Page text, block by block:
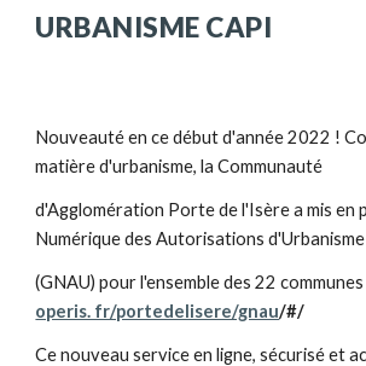
URBANISME CAPI
Nouveauté en ce début d'année 2022 !
matière d'urbanisme, la Communauté
d'Agglomération Porte de l'Isère a mis en
Numérique des Autorisations d'Urbanisme
(GNAU) pour l'ensemble des 22 communes
operis. fr/portedelisere/gnau/#/
Ce nouveau service en ligne, sécurisé et